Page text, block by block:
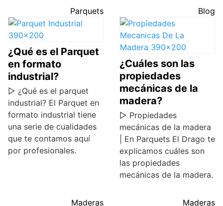
Parquets
¿Qué es el Parquet
en formato
industrial?
▷ ¿Qué es el parquet
industrial? El Parquet en
formato industrial tiene
una serie de cualidades
que te contamos aquí
por profesionales.
Blog
¿Cuáles son las
propiedades
mecánicas de la
madera?
▷ Propiedades
mecánicas de la madera
| En Parquets El Drago te
explicamos cuáles son
las propiedades
mecánicas de la madera.
Maderas Maderas